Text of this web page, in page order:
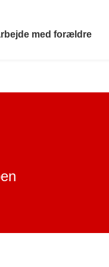
med forældre